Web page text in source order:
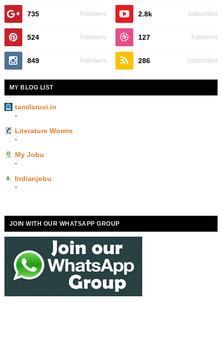
735 Followers 2.8k Subscribes
524 Followers 127 Followers
849 Followers 286 Subscribes
MY BLOG LIST
tamilaruvi.in
-
Literature Worms
-
My Jobu
-
Indianjobu
-
JOIN WITH OUR WHATSAPP GROUP